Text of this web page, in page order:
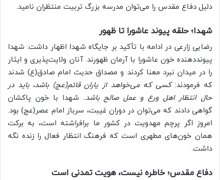
دلیل دفاع مقدس را می‌توان مدرسه بزرگ تربیت منتظران نامید.
شهدا؛ حلقه پیوند عاشورا تا ظهور
رضایی زارعی در ادامه با تأکید بر جایگاه شهدا اظهار داشت: شهدا
پیونددهنده خون عاشورا با آرمان ظهورند. آنان ولایت‌پذیری و ایثار
را در میدان نبرد معنا کردند و مصداق حدیث امام صادق(ع) شدند
که فرمودند:کسی که می‌خواهد از یاران قائم(عج) باشد، باید در
حال انتظار اهل ورع و عمل صالح باشد. شهدا با خون پاکشان
گواهی دادند که می‌توان در دوران غیبت، سرباز امام عصر(عج) بود.
امروز اگر پرچم مهدویت در کشور ما برافراشته است، به برکت
همان خون‌های مطهری است که فرهنگ انتظار فعال را زنده نگه
داشت.
دفاع مقدس؛ خاطره نیست، هویت تمدنی است